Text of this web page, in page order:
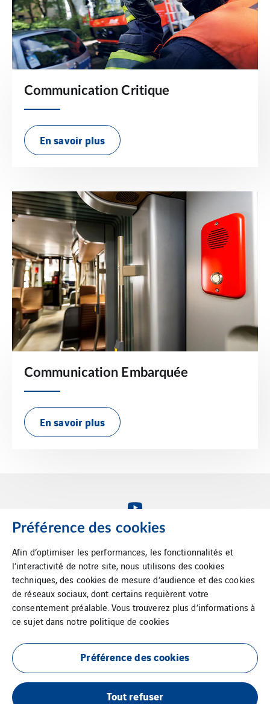
Communication Critique
En savoir plus
Communication Embarquée
En savoir plus
VINCI Energies Belgium
VINCI Energies
The agility effect
Mentions légales
Politique de confidentialité
Cookies
Préférence des cookies
Afin d’optimiser les performances, les fonctionnalités et
l’interactivité de notre site, nous utilisons des cookies
techniques, des cookies de mesure d’audience et des cookies
de réseaux sociaux, dont certains requièrent votre
consentement préalable. Vous trouverez plus d’informations à
ce sujet dans notre politique de cookies
Préférence des cookies
Tout refuser